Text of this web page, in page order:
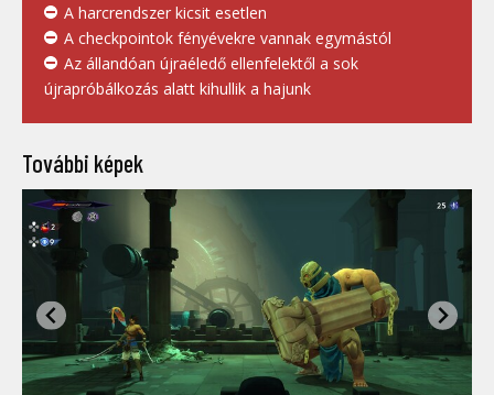
A harcrendszer kicsit esetlen
A checkpointok fényévekre vannak egymástól
Az állandóan újraéledő ellenfelektől a sok
újrapróbálkozás alatt kihullik a hajunk
További képek